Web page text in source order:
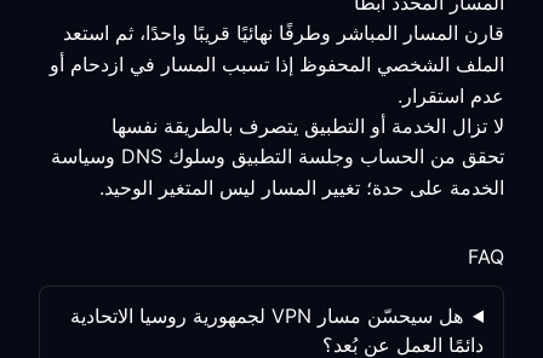
قارن المسار المباشر وطرفًا نهائيًا قريبًا واحدًا، ثم استعد
الملف الشخصي المحفوظ إذا تسبب المسار في ازدحام أو
عدم استقرار.
لا تزال الخدمة أو التطبيق يتصرف بالطريقة نفسها
تحقق من الحساب وجلسة التطبيق وسلوك DNS وسياسة
الخدمة على حدة؛ تغيير المسار ليس المتغير الوحيد.
FAQ
هل سيحسّن مسار VPN لجمهورية روسيا الاتحادية
دائمًا العمل عن بُعد؟